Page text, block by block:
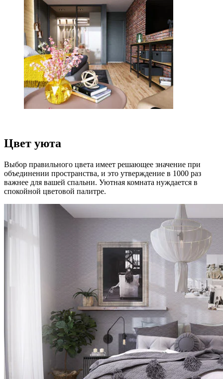
Цвет уюта
Выбор правильного цвета имеет решающее значение при
объединении пространства, и это утверждение в 1000 раз
важнее для вашей спальни. Уютная комната нуждается в
спокойной цветовой палитре.